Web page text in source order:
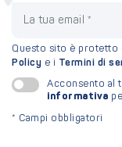
Questo sito è protetto
Policy e i Termini di
Acconsento al
informativa
* Campi obbligatori